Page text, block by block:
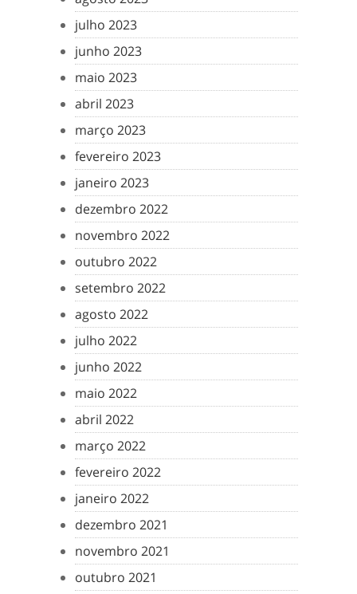
julho 2023
junho 2023
maio 2023
abril 2023
março 2023
fevereiro 2023
janeiro 2023
dezembro 2022
novembro 2022
outubro 2022
setembro 2022
agosto 2022
julho 2022
junho 2022
maio 2022
abril 2022
março 2022
fevereiro 2022
janeiro 2022
dezembro 2021
novembro 2021
outubro 2021